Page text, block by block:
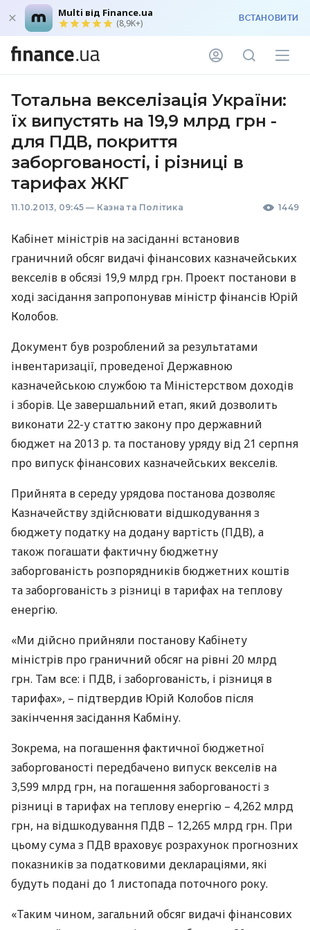
Multi від Finance.ua
(8,9K+) ВСТАНОВИТИ
Тотальна векселізація України:
їх випустять на 19,9 млрд грн -
для ПДВ, покриття
заборгованості, і різниці в
тарифах ЖКГ
11.10.2013, 09:45 — Казна та Політика 1449
Кабінет міністрів на засіданні встановив
граничний обсяг видачі фінансових казначейських
векселів в обсязі 19,9 млрд грн. Проект постанови в
ході засідання запропонував міністр фінансів Юрій
Колобов.
Документ був розроблений за результатами
інвентаризації, проведеної Державною
казначейською службою та Міністерством доходів
і зборів. Це завершальний етап, який дозволить
виконати 22-у статтю закону про державний
бюджет на 2013 р. та постанову уряду від 21 серпня
про випуск фінансових казначейських векселів.
Прийнята в середу урядова постанова дозволяє
Казначейству здійснювати відшкодування з
бюджету податку на додану вартість (ПДВ), а
також погашати фактичну бюджетну
заборгованість розпорядників бюджетних коштів
та заборгованість з різниці в тарифах на теплову
енергію.
«Ми дійсно прийняли постанову Кабінету
міністрів про граничний обсяг на рівні 20 млрд
грн. Там все: і ПДВ, і заборгованість, і різниця в
тарифах», – підтвердив Юрій Колобов після
закінчення засідання Кабміну.
Зокрема, на погашення фактичної бюджетної
заборгованості передбачено випуск векселів на
3,599 млрд грн, на погашення заборгованості з
різниці в тарифах на теплову енергію – 4,262 млрд
грн, на відшкодування ПДВ – 12,265 млрд грн. При
цьому сума з ПДВ враховує розрахунок прогнозних
показників за податковими деклараціями, які
будуть подані до 1 листопада поточного року.
«Таким чином, загальний обсяг видачі фінансових